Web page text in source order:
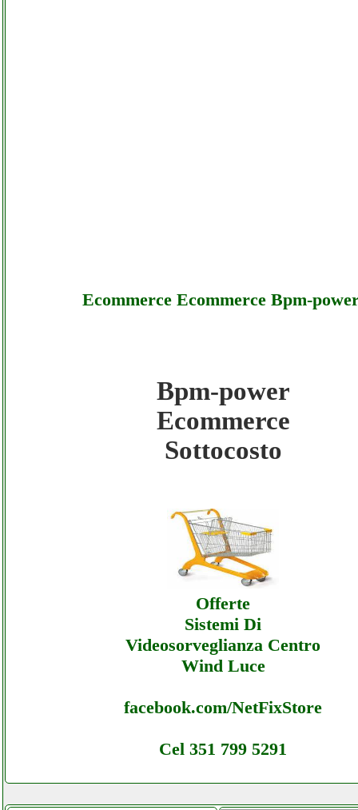
Ecommerce Ecommerce Bpm-
Bpm-power - Ecommerce Ecommerce
Bpm-power - Ecommerce Ecommerce
Bpm-power
Ecommerce
Sottocosto
Offerte
Sistemi Di
Videosorveglianza Centro
Wind Luce
facebook.com/NetFixStore
Cel 351 799 5291